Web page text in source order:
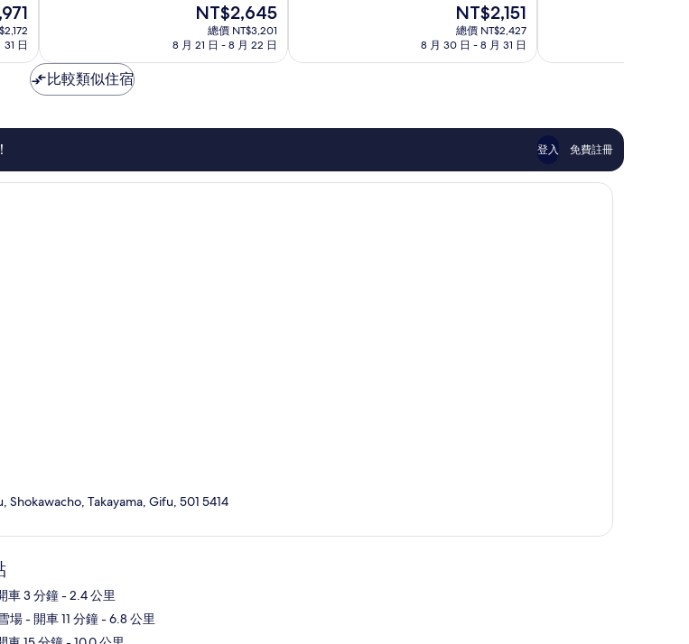
日
公
園
Minokamo
好
極
了，
則
現
價
NT$2,645
總價 NT$3,201
8 月 21 日 - 8 月 22 日
泉
棒
評
現
在
價
NT$2,151
總價 NT$2,427
8 月 30 日 - 8 月 31 日
山
極
評
論
比較類似住宿
登入 免費註冊
Shokawacho, Takayama, Gifu, 501 5414
車 3 分鐘- 2.4 公里
場- 開車 11 分鐘- 6.8 公里